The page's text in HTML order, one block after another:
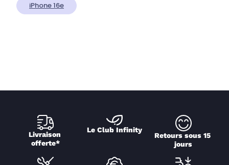
iPhone 16e
Livraison
offerte*
Le Club Infinity
Retours sous 15
jours